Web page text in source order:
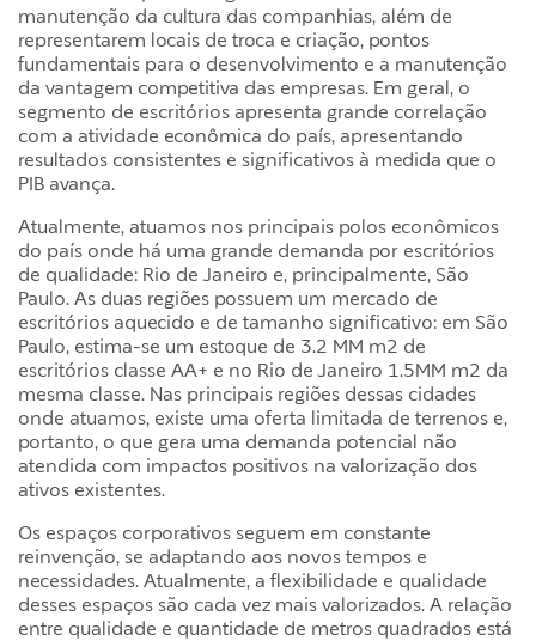
manutenção da cultura das companhias, além de
representarem locais de troca e criação, pontos
fundamentais para o desenvolvimento e a manutenção
da vantagem competitiva das empresas. Em geral, o
segmento de escritórios apresenta grande correlação
com a atividade econômica do país, apresentando
resultados consistentes e significativos à medida que o
PIB avança.
Atualmente, atuamos nos principais polos econômicos
do país onde há uma grande demanda por escritórios
de qualidade: Rio de Janeiro e, principalmente, São
Paulo. As duas regiões possuem um mercado de
escritórios aquecido e de tamanho significativo: em São
Paulo, estima-se um estoque de 3.2 MM m2 de
escritórios classe AA+ e no Rio de Janeiro 1.5MM m2 da
mesma classe. Nas principais regiões dessas cidades
onde atuamos, existe uma oferta limitada de terrenos e,
portanto, o que gera uma demanda potencial não
atendida com impactos positivos na valorização dos
ativos existentes.
Os espaços corporativos seguem em constante
reinvenção, se adaptando aos novos tempos e
necessidades. Atualmente, a flexibilidade e qualidade
desses espaços são cada vez mais valorizados. A relação
entre qualidade e quantidade de metros quadrados está